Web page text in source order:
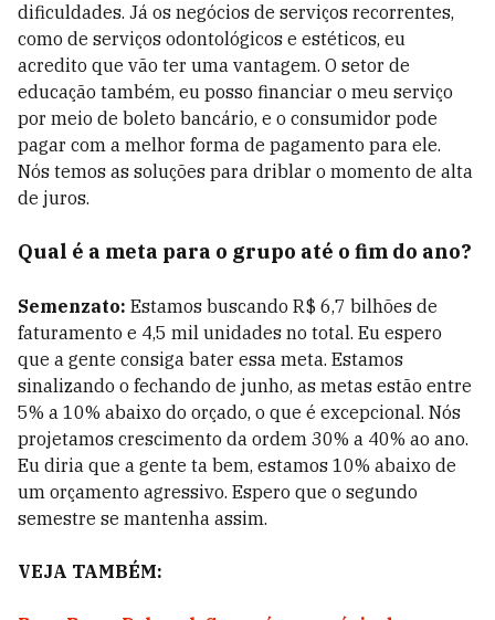
dificuldades. Já os negócios de serviços recorrentes,
como de serviços odontológicos e estéticos, eu
acredito que vão ter uma vantagem. O setor de
educação também, eu posso financiar o meu serviço
por meio de boleto bancário, e o consumidor pode
pagar com a melhor forma de pagamento para ele.
Nós temos as soluções para driblar o momento de alta
de juros.
Qual é a meta para o grupo até o fim do ano?
Semenzato: Estamos buscando R$ 6,7 bilhões de
faturamento e 4,5 mil unidades no total. Eu espero
que a gente consiga bater essa meta. Estamos
sinalizando o fechando de junho, as metas estão entre
5% a 10% abaixo do orçado, o que é excepcional. Nós
projetamos crescimento da ordem 30% a 40% ao ano.
Eu diria que a gente ta bem, estamos 10% abaixo de
um orçamento agressivo. Espero que o segundo
semestre se mantenha assim.
VEJA TAMBÉM: